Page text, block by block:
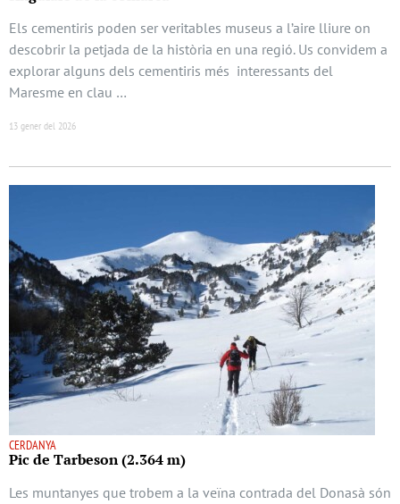
Els cementiris poden ser veritables museus a l’aire lliure on
descobrir la petjada de la història en una regió. Us convidem a
explorar alguns dels cementiris més interessants del
Maresme en clau …
13 gener del 2026
CERDANYA
Pic de Tarbeson (2.364 m)
Les muntanyes que trobem a la veïna contrada del Donasà són